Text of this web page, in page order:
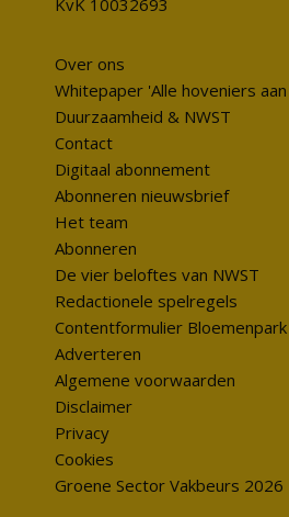
KvK 10032693
Over ons
Whitepaper 'Alle hoveniers
Duurzaamheid & NWST
Contact
Digitaal abonnement
Abonneren nieuwsbrief
Het team
Abonneren
De vier beloftes van NWST
Redactionele spelregels
Contentformulier
Adverteren
Algemene voorwaarden
Disclaimer
Privacy
Cookies
Groene Sector Vakbeurs 2026